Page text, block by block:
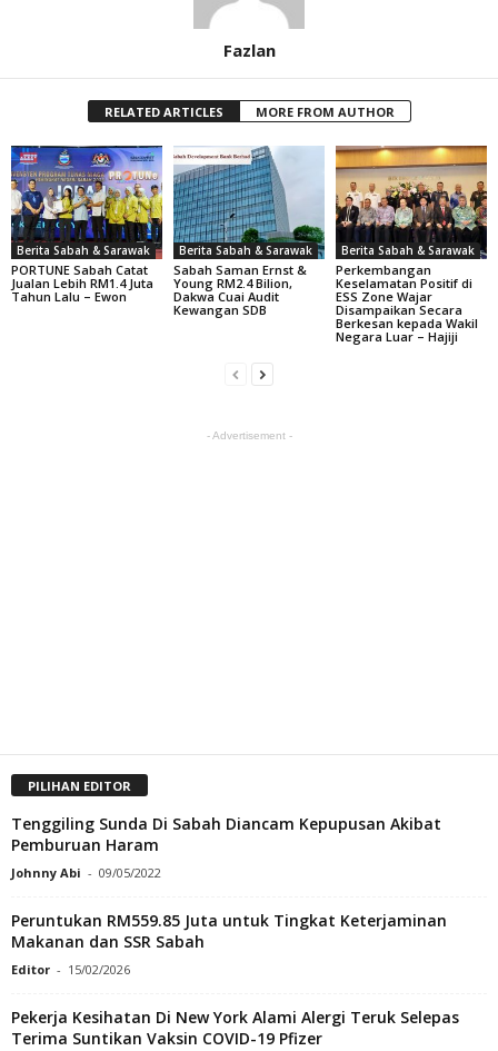
Fazlan
RELATED ARTICLES MORE FROM AUTHOR
Berita Sabah & Sarawak
PORTUNE Sabah Catat
Jualan Lebih RM1.4 Juta
Tahun Lalu – Ewon
Berita Sabah & Sarawak
Sabah Saman Ernst &
Young RM2.4 Bilion,
Dakwa Cuai Audit
Kewangan SDB
Berita Sabah & Sarawak
Perkembangan
Keselamatan Positif di
ESS Zone Wajar
Disampaikan Secara
Berkesan kepada Wakil
Negara Luar – Hajiji
- Advertisement -
PILIHAN EDITOR
Tenggiling Sunda Di Sabah Diancam Kepupusan Akibat
Pemburuan Haram
Johnny Abi - 09/05/2022
Peruntukan RM559.85 Juta untuk Tingkat Keterjaminan
Makanan dan SSR Sabah
Editor - 15/02/2026
Pekerja Kesihatan Di New York Alami Alergi Teruk Selepas
Terima Suntikan Vaksin COVID-19 Pfizer